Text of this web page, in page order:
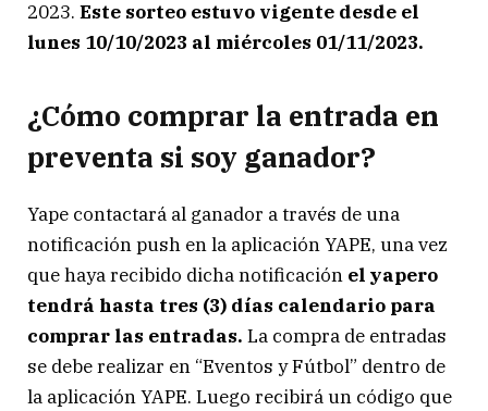
2023. Este sorteo estuvo vigente desde el
lunes 10/10/2023 al miércoles 01/11/2023.
¿Cómo comprar la entrada en
preventa si soy ganador?
Yape contactará al ganador a través de una
notificación push en la aplicación YAPE, una vez
que haya recibido dicha notificación el yapero
tendrá hasta tres (3) días calendario para
comprar las entradas. La compra de entradas
se debe realizar en “Eventos y Fútbol” dentro de
la aplicación YAPE. Luego recibirá un código que